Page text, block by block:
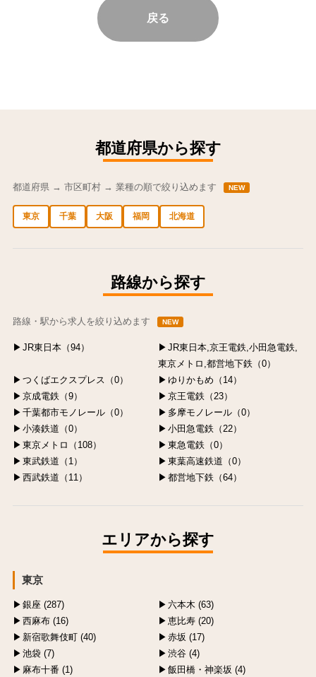
戻る
都道府県から探す
都道府県 → 市区町村 → 業種の順で絞り込めます NEW
東京 千葉 大阪 福岡 北海道
路線から探す
路線・駅から求人を絞り込めます NEW
JR東日本（94）
JR東日本,京王電鉄,小田急電鉄,
東京メトロ,都営地下鉄（0）
つくばエクスプレス（0）
ゆりかもめ（14）
京成電鉄（9）
京王電鉄（23）
千葉都市モノレール（0）
多摩モノレール（0）
小湊鉄道（0）
小田急電鉄（22）
東京メトロ（108）
東急電鉄（0）
東武鉄道（1）
東葉高速鉄道（0）
西武鉄道（11）
都営地下鉄（64）
エリアから探す
東京
銀座 (287)
六本木 (63)
西麻布 (16)
恵比寿 (20)
新宿歌舞伎町 (40)
赤坂 (17)
池袋 (7)
渋谷 (4)
麻布十番 (1)
飯田橋・神楽坂 (4)